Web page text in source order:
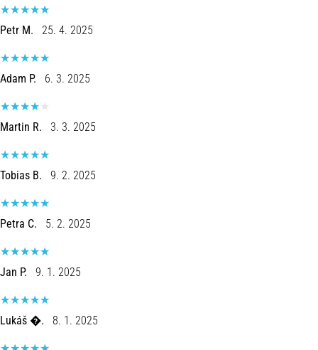
Toon
alle
Petr M. 25. 4. 2025
Adam P. 6. 3. 2025
Martin R. 3. 3. 2025
Tobias B. 9. 2. 2025
Petra C. 5. 2. 2025
Jan P. 9. 1. 2025
Lukáš �. 8. 1. 2025